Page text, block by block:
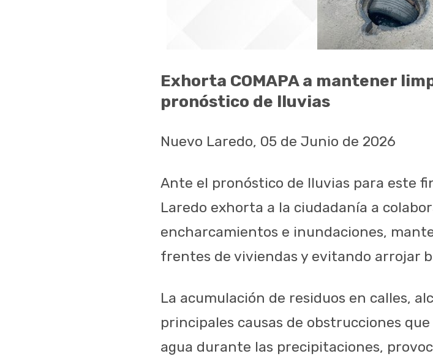
Exhorta COMAPA a mantener
pronóstico de lluvias
Nuevo Laredo, 05 de Junio de 2026
Ante el pronóstico de lluvias para este
Laredo exhorta a la ciudadanía a
encharcamientos e inundaciones,
frentes de viviendas y evitando arrojar
La acumulación de residuos en calles,
principales causas de obstrucciones
agua durante las precipitaciones,